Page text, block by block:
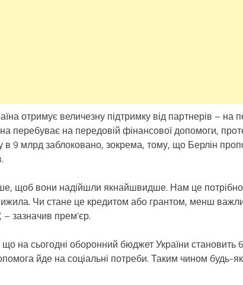
отримує величезну підтримку від партнерів –
перебуває на передовій фінансової допомоги,
в 9 млрд заблоковано, зокрема, тому, що Берлін
щоб вони надійшли якнайшвидше. Нам це
Чи стане це кредитом або грантом, менш
– зазначив прем’єр.
на сьогодні оборонний бюджет України становить
йде на соціальні потреби. Таким чином будь-